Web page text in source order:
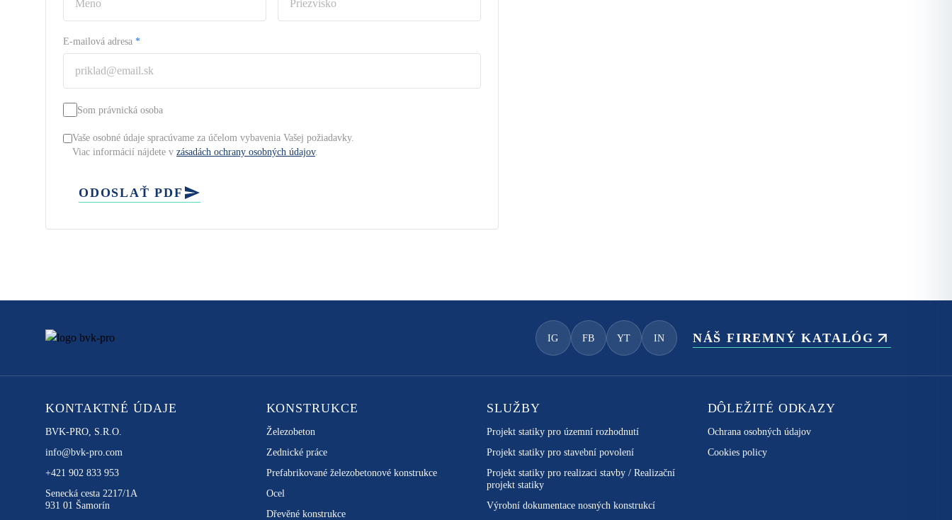
E-mailová adresa *
Som právnická osoba
Vaše osobné údaje spracúvame za účelom vybavenia Vašej požiadavky.
Viac informácií nájdete v zásadách ochrany osobných údajov.
ODOSLAŤ PDF
IG FB YT IN NÁŠ FIREMNÝ KATALÓG
KONTAKTNÉ ÚDAJE
BVK-PRO, S.R.O.
info@bvk-pro.com
+421 902 833 953
Senecká cesta 2217/1A
931 01 Šamorín
KONSTRUKCE
Železobeton
Zednické práce
Prefabrikované železobetonové konstrukce
Ocel
Dřevěné konstrukce
SLUŽBY
Projekt statiky pro územní rozhodnutí
Projekt statiky pro stavební povolení
Projekt statiky pro realizaci stavby / Realizační
projekt statiky
Výrobní dokumentace nosných konstrukcí
DÔLEŽITÉ ODKAZY
Ochrana osobných údajov
Cookies policy